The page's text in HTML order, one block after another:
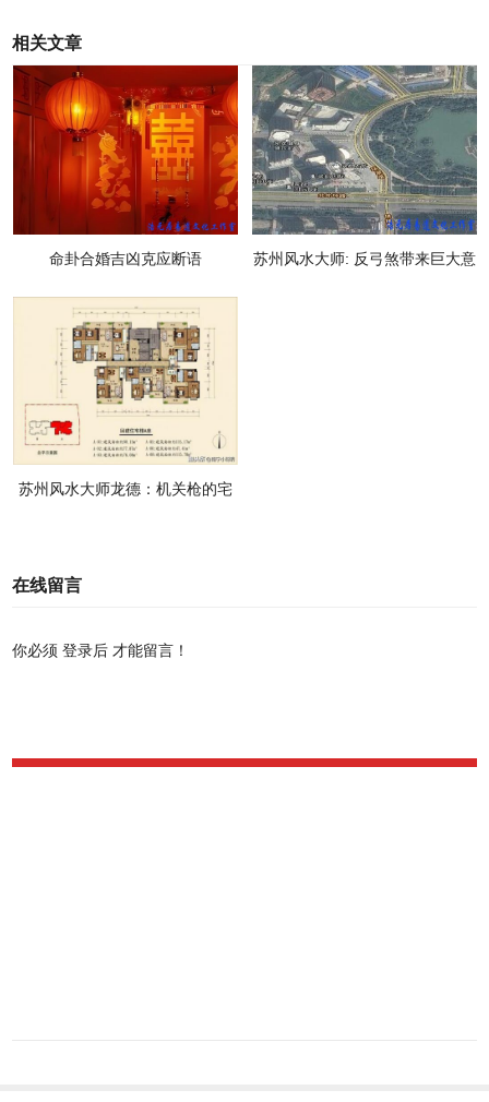
相关文章
命卦合婚吉凶克应断语
苏州风水大师: 反弓煞带来巨大意
苏州风水大师龙德：机关枪的宅
在线留言
你必须登录后 才能留言！